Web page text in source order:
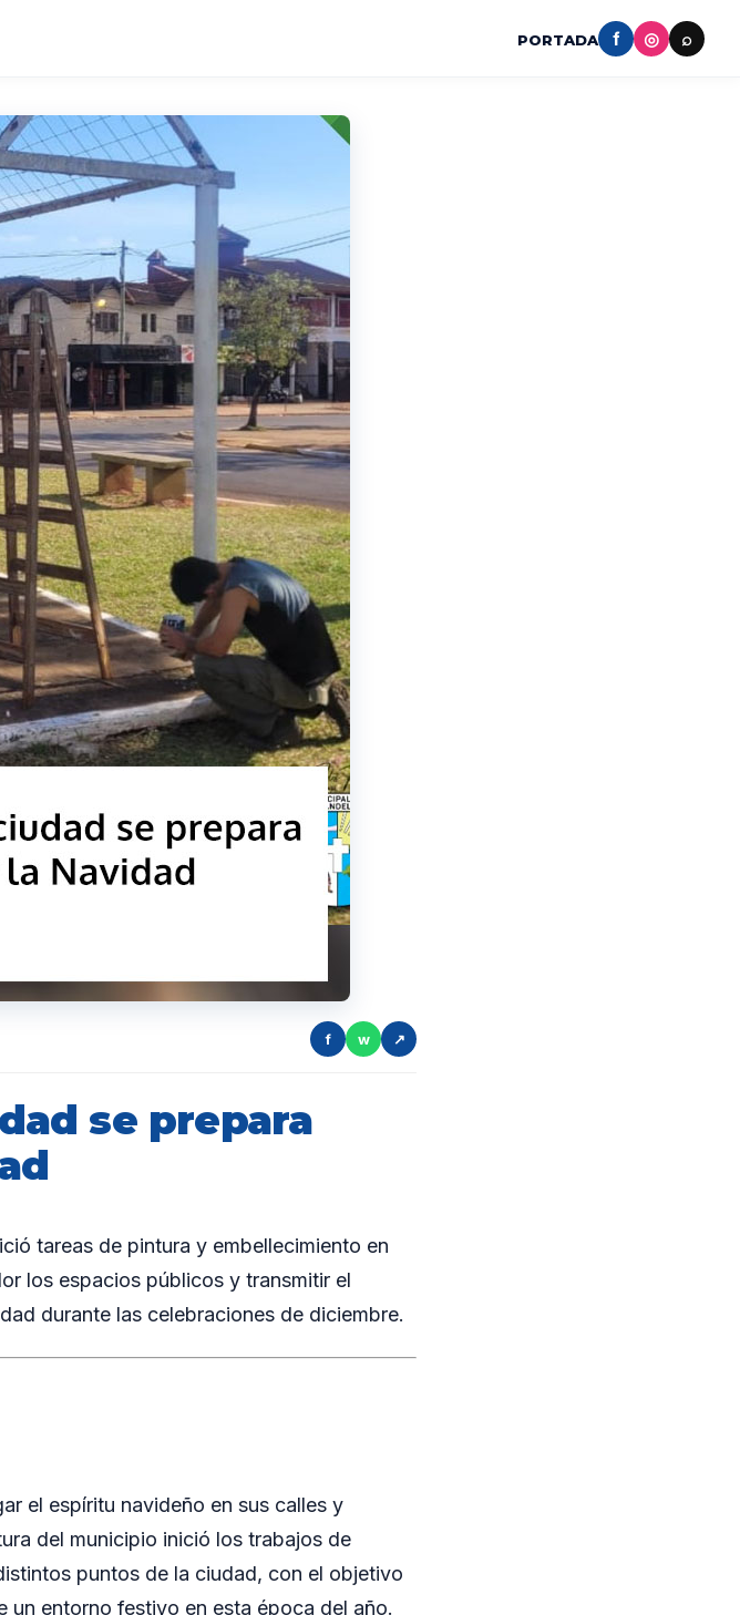
PORTADA f ◎ ⌕
f w ↗
se prepara
tareas de pintura y embellecimiento en
los espacios públicos y transmitir el
durante las celebraciones de diciembre.
el espíritu navideño en sus calles y
del municipio inició los trabajos de
puntos de la ciudad, con el objetivo
entorno festivo en esta época del año.